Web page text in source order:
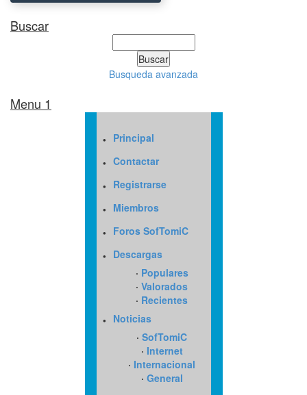
Buscar
Busqueda avanzada
Menu 1
· Principal
· Contactar
· Registrarse
· Miembros
· Foros SofTomiC
· Descargas
· Populares
· Valorados
· Recientes
· Noticias
· SofTomiC
· Internet
· Internacional
· General